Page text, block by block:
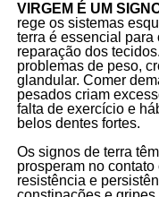
VIRGEM É UM
rege os sistemas
terra é essencial para
reparação dos
problemas de peso,
glandular. Comer
pesados criam
falta de exercício e
belos dentes fortes.
Os signos de terra
prosperam no
resistência e